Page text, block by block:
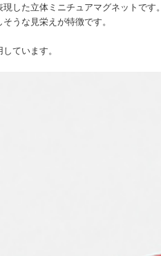
した立体ミニチュアマグネットです。
うな見栄えが特徴です。
ています。